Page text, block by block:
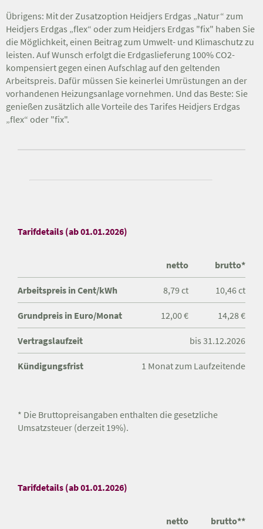
Übrigens: Mit der Zusatzoption Heidjers Erdgas „Natur“ zum
Heidjers Erdgas „flex“ oder zum Heidjers Erdgas "fix" haben Sie
die Möglichkeit, einen Beitrag zum Umwelt- und Klimaschutz zu
leisten. Auf Wunsch erfolgt die Erdgaslieferung 100% CO2-
kompensiert gegen einen Aufschlag auf den geltenden
Arbeitspreis. Dafür müssen Sie keinerlei Umrüstungen an der
vorhandenen Heizungsanlage vornehmen. Und das Beste: Sie
genießen zusätzlich alle Vorteile des Tarifes Heidjers Erdgas
„flex“ oder "fix".
Tarifdetails (ab 01.01.2026)
netto brutto*
Arbeitspreis in Cent/kWh 8,79 ct 10,46 ct
Grundpreis in Euro/Monat 12,00 € 14,28 €
Vertragslaufzeit bis 31.12.2026
Kündigungsfrist 1 Monat zum Laufzeitende
* Die Bruttopreisangaben enthalten die gesetzliche
Umsatzsteuer (derzeit 19%).
Tarifdetails (ab 01.01.2026)
netto brutto**